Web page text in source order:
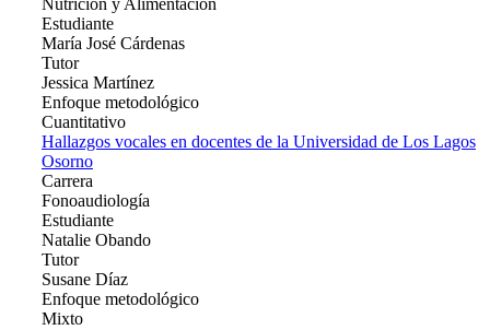
Nutrición y Alimentación
Estudiante
María José Cárdenas
Tutor
Jessica Martínez
Enfoque metodológico
Cuantitativo
Hallazgos vocales en docentes de la Universidad de Los Lagos
Osorno
Carrera
Fonoaudiología
Estudiante
Natalie Obando
Tutor
Susane Díaz
Enfoque metodológico
Mixto